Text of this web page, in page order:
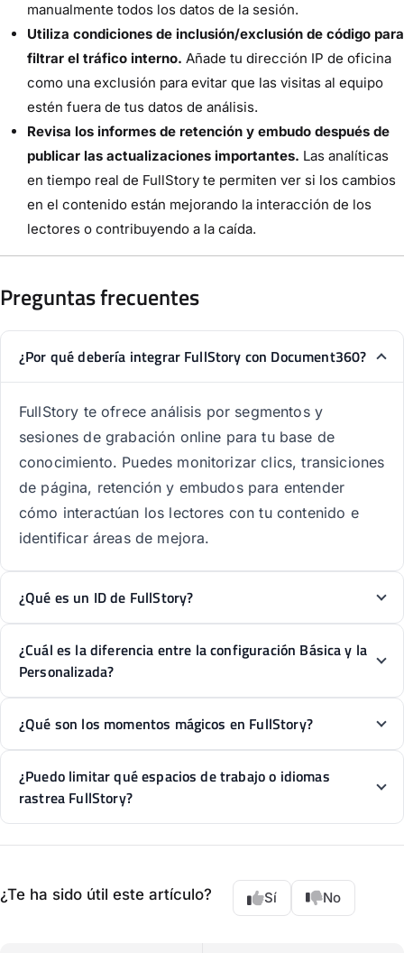
manualmente todos los datos de la sesión.
Utiliza condiciones de inclusión/exclusión de código para
filtrar el tráfico interno. Añade tu dirección IP de oficina
como una exclusión para evitar que las visitas al equipo
estén fuera de tus datos de análisis.
Revisa los informes de retención y embudo después de
publicar las actualizaciones importantes. Las analíticas
en tiempo real de FullStory te permiten ver si los cambios
en el contenido están mejorando la interacción de los
lectores o contribuyendo a la caída.
Preguntas frecuentes
¿Por qué debería integrar FullStory con Document360?
FullStory te ofrece análisis por segmentos y
sesiones de grabación online para tu base de
conocimiento. Puedes monitorizar clics, transiciones
de página, retención y embudos para entender
cómo interactúan los lectores con tu contenido e
identificar áreas de mejora.
¿Qué es un ID de FullStory?
¿Cuál es la diferencia entre la configuración Básica y la
Personalizada?
¿Qué son los momentos mágicos en FullStory?
¿Puedo limitar qué espacios de trabajo o idiomas
rastrea FullStory?
¿Te ha sido útil este artículo? Sí No